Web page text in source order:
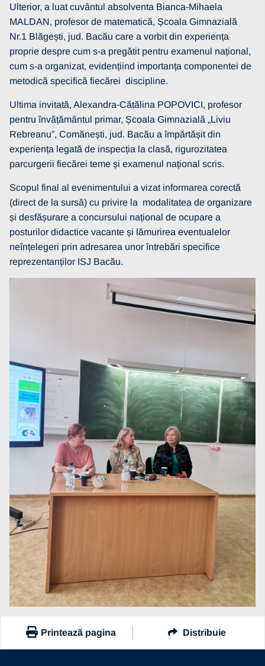
Ulterior, a luat cuvântul absolventa Bianca-Mihaela
MALDAN, profesor de matematică, Școala Gimnazială
Nr.1 Blăgești, jud. Bacău care a vorbit din experiența
proprie despre cum s-a pregătit pentru examenul național,
cum s-a organizat, evidențiind importanța componentei de
metodică specifică fiecărei discipline.
Ultima invitată, Alexandra-Cătălina POPOVICI, profesor
pentru învățământul primar, Școala Gimnazială „Liviu
Rebreanu”, Comănești, jud. Bacău a împărtășit din
experiența legată de inspecția la clasă, rigurozitatea
parcurgerii fiecărei teme și examenul național scris.
Scopul final al evenimentului a vizat informarea corectă
(direct de la sursă) cu privire la modalitatea de organizare
și desfășurare a concursului național de ocupare a
posturilor didactice vacante și lămurirea eventualelor
neînțelegeri prin adresarea unor întrebări specifice
reprezentanților ISJ Bacău.
Printează pagina Distribuie